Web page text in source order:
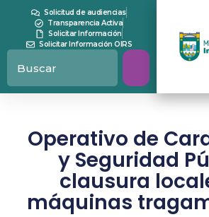
Solicitud de audiencias
Transparencia Activa
Solicitar Información
Solicitar Información OIRS
Operativo de
y Seguridad
clausura
máquinas